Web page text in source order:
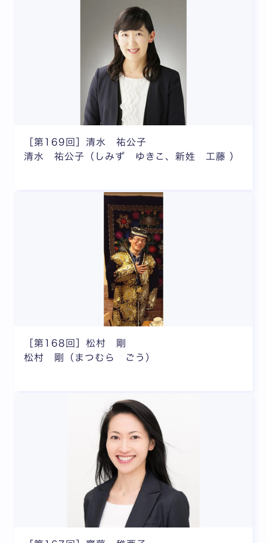
［第169回］清水 祐公子
清水 祐公子（しみず ゆきこ、新姓 工藤 ）
［第168回］松村 剛
松村 剛（まつむら ごう）